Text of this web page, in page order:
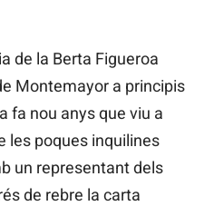
de la Berta Figueroa
Montemayor a principis
fa nou anys que viu a
les poques inquilines
un representant dels
de rebre la carta